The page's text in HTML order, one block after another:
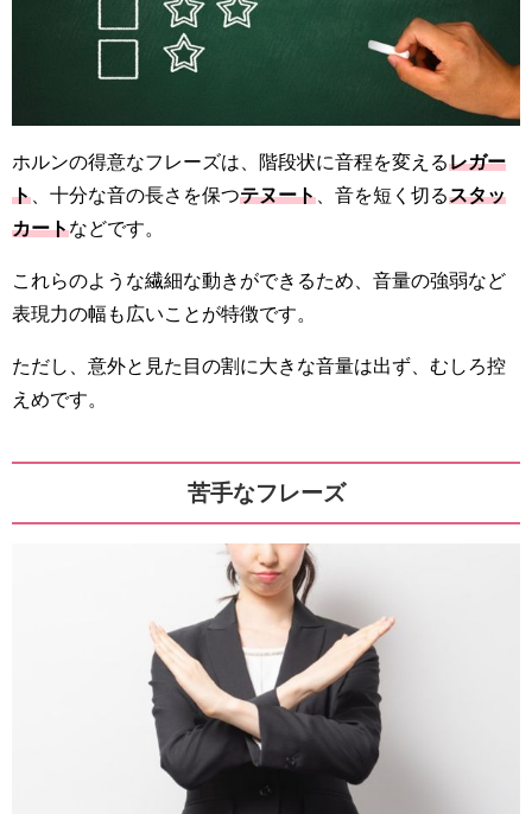
ホルンの得意なフレーズは、階段状に音程を変えるレガー
ト 、十分な音の長さを保つテヌート 、音を短く切るスタッ
カートなどです。
これらのような繊細な動きができるため、音量の強弱など
表現力の幅も広いことが特徴です。
ただし、意外と見た目の割に大きな音量は出ず、むしろ控
えめです。
苦手なフレーズ